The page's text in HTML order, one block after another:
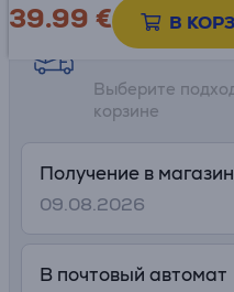
39.99 € В
Возможности
Выберите
корзине
Получение в
09.08.2026
В почтовый автомат